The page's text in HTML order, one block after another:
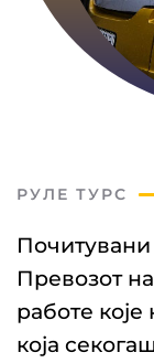
РУЛЕ ТУРС
Превозот
работе
која